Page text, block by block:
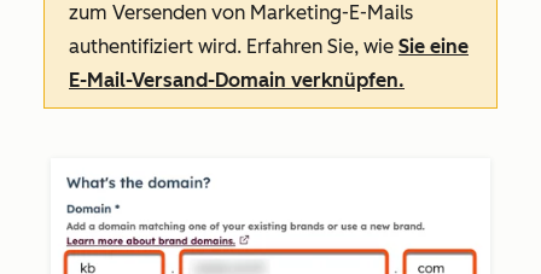
zum Versenden von Marketing-E-Mails
authentifiziert wird. Erfahren Sie, wie Sie eine
E-Mail-Versand-Domain verknüpfen.